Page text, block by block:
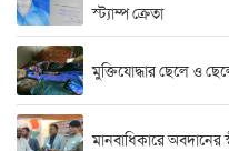
স্ট্যাম্প ক্রেতা
মুক্তিযোদ্ধার ছেলে ও
মানবাধিকারে